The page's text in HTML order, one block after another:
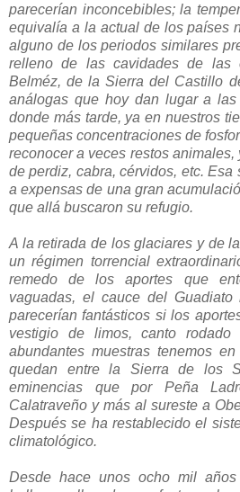
parecerían inconcebibles; la
equivalía a la actual de los países
alguno de los periodos similares
relleno de las cavidades de las
Belméz, de la Sierra del Castillo
análogas que hoy dan lugar a
donde más tarde, ya en nuestros
pequeñas concentraciones de
reconocer a veces restos animales,
de perdiz, cabra, cérvidos, etc. Esa
a expensas de una gran
que allá buscaron su refugio.
A la retirada de los glaciares y de
un régimen torrencial
remedo de los aportes que
vaguadas, el cauce del
parecerían fantásticos si los
vestigio de limos, canto
abundantes muestras tenemos
quedan entre la Sierra de los
eminencias que por Peña
Calatraveño y más al sureste a
Después se ha restablecido el
climatológico.
Desde hace unos ocho mil